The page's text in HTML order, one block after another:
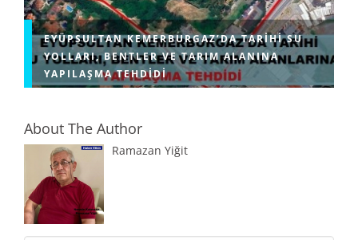
EYÜPSULTAN KEMERBURGAZ’DA TARIHI SU
YOLLARI, BENTLER VE TARIM ALANINA
YAPILAŞMA TEHDIDI
About The Author
Ramazan Yiğit